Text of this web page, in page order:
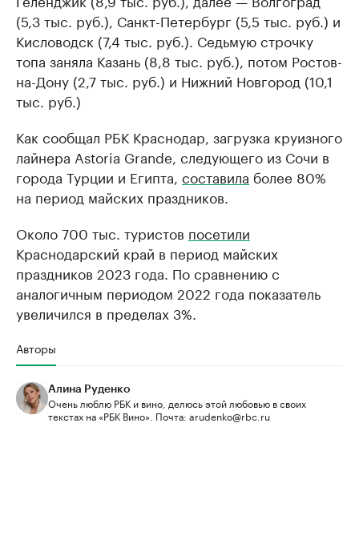
(5,3 тыс. руб.), Санкт-Петербург (5,5 тыс. руб.) и
Кисловодск (7,4 тыс. руб.). Седьмую строчку
топа заняла Казань (8,8 тыс. руб.), потом Ростов-
на-Дону (2,7 тыс. руб.) и Нижний Новгород (10,1
тыс. руб.)
Как сообщал РБК Краснодар, загрузка круизного
лайнера Astoria Grande, следующего из Сочи в
города Турции и Египта, составила более 80%
на период майских праздников.
Около 700 тыс. туристов посетили
Краснодарский край в период майских
праздников 2023 года. По сравнению с
аналогичным периодом 2022 года показатель
увеличился в пределах 3%.
Авторы
Алина Руденко
Очень люблю РБК и вино, делюсь этой любовью в своих
текстах на «РБК Вино». Почта: arudenko@rbc.ru